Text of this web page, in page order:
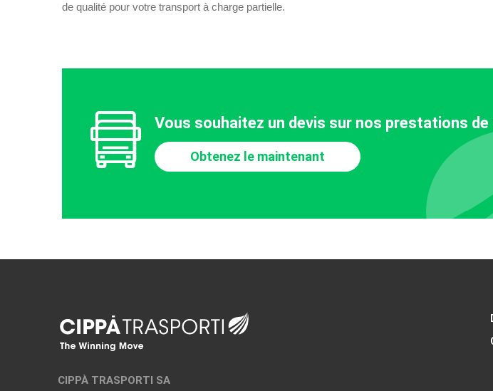
de qualité pour votre transport à charge partielle.
Vous souhaitez un devis sur nos prestations
Obtenez le maintenant
CIPPÀ TRASPORTI SA